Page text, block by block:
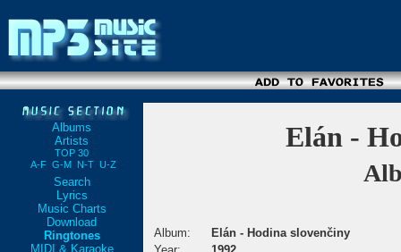
Albums
Artists
TOP 30
A-F G-M N-T U-Z
Search
Lyrics
Music Charts
Download
Ringtones
MIDI & Karaoke
Elán -
Album:
Elán - Hodina slovenčiny